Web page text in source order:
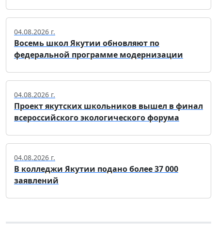
04.08.2026 г.
Восемь школ Якутии обновляют по
федеральной программе модернизации
04.08.2026 г.
Проект якутских школьников вышел в финал
всероссийского экологического форума
04.08.2026 г.
В колледжи Якутии подано более 37 000
заявлений